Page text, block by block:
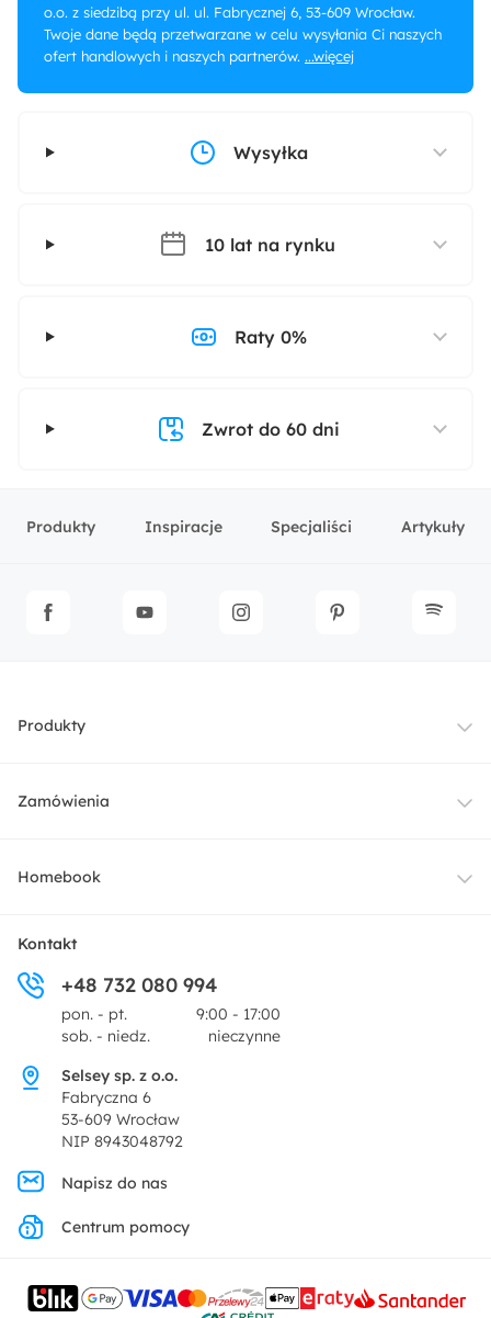
o.o. z siedzibą przy ul. ul. Fabrycznej 6, 53-609 Wrocław.
Twoje dane będą przetwarzane w celu wysyłania Ci naszych
ofert handlowych i naszych partnerów. ...więcej
Wysyłka
10 lat na rynku
Raty 0%
Zwrot do 60 dni
Produkty Inspiracje Specjaliści Artykuły
Produkty
Meble
Dekoracje i akcesoria
Promocje
Zamówienia
Dostawa
Zwroty
Pytania i odpowiedzi
Homebook
O nas
Centrum prasowe
Regulamin
Polityka prywatności
Ustawienia prywatności
Kontakt
Kontakt
+48 732 080 994
pon. - pt.
9:00 - 17:00
sob. - niedz.
nieczynne
Selsey sp. z o.o.
Fabryczna 6
53-609 Wrocław
NIP 8943048792
Napisz do nas
Centrum pomocy